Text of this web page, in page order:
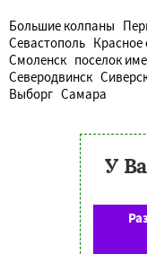
Большие колпаны
Севастополь Красное
Смоленск поселок
Северодвинск
Выборг Самара
У